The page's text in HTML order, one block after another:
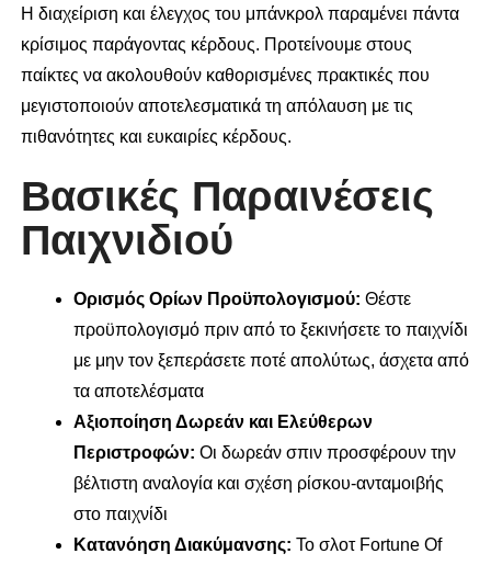
Η διαχείριση και έλεγχος του μπάνκρολ παραμένει πάντα
κρίσιμος παράγοντας κέρδους. Προτείνουμε στους
παίκτες να ακολουθούν καθορισμένες πρακτικές που
μεγιστοποιούν αποτελεσματικά τη απόλαυση με τις
πιθανότητες και ευκαιρίες κέρδους.
Βασικές Παραινέσεις
Παιχνιδιού
Ορισμός Ορίων Προϋπολογισμού: Θέστε
προϋπολογισμό πριν από το ξεκινήσετε το παιχνίδι
με μην τον ξεπεράσετε ποτέ απολύτως, άσχετα από
τα αποτελέσματα
Αξιοποίηση Δωρεάν και Ελεύθερων
Περιστροφών: Οι δωρεάν σπιν προσφέρουν την
βέλτιστη αναλογία και σχέση ρίσκου-ανταμοιβής
στο παιχνίδι
Κατανόηση Διακύμανσης: Το σλοτ Fortune Of